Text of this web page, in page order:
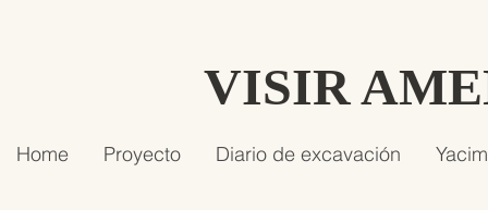
VISIR
Home Proyecto Diario de excavación